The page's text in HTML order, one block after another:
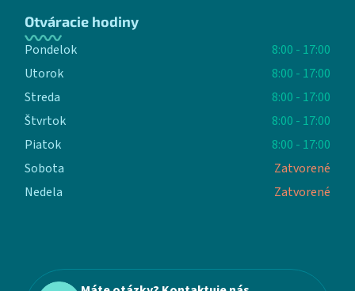
Otváracie hodiny
Pondelok
8:00 - 17:00
Utorok
8:00 - 17:00
Streda
8:00 - 17:00
Štvrtok
8:00 - 17:00
Piatok
8:00 - 17:00
Sobota
Zatvorené
Nedela
Zatvorené